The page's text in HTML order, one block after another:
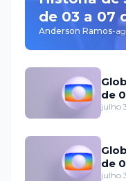
de 03 a 07
Anderson Ramos-
de
julho
de
julho